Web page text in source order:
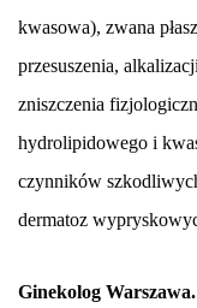
kwasowa), zwana
przesuszenia,
zniszczenia
hydrolipidowego i
czynników
dermatoz
Ginekolog